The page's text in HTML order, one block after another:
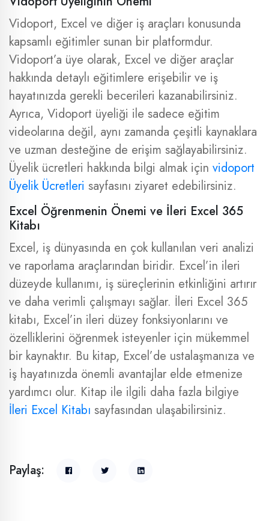
Vidoport, Excel ve diğer iş araçları konusunda
kapsamlı eğitimler sunan bir platformdur.
Vidoport’a üye olarak, Excel ve diğer araçlar
hakkında detaylı eğitimlere erişebilir ve iş
hayatınızda gerekli becerileri kazanabilirsiniz.
Ayrıca, Vidoport üyeliği ile sadece eğitim
videolarına değil, aynı zamanda çeşitli kaynaklara
ve uzman desteğine de erişim sağlayabilirsiniz.
Üyelik ücretleri hakkında bilgi almak için vidoport
Üyelik Ücretleri sayfasını ziyaret edebilirsiniz.
Excel Öğrenmenin Önemi ve İleri Excel 365
Kitabı
Excel, iş dünyasında en çok kullanılan veri analizi
ve raporlama araçlarından biridir. Excel’in ileri
düzeyde kullanımı, iş süreçlerinin etkinliğini artırır
ve daha verimli çalışmayı sağlar. İleri Excel 365
kitabı, Excel’in ileri düzey fonksiyonlarını ve
özelliklerini öğrenmek isteyenler için mükemmel
bir kaynaktır. Bu kitap, Excel’de ustalaşmanıza ve
iş hayatınızda önemli avantajlar elde etmenize
yardımcı olur. Kitap ile ilgili daha fazla bilgiye
İleri Excel Kitabı sayfasından ulaşabilirsiniz.
Paylaş: